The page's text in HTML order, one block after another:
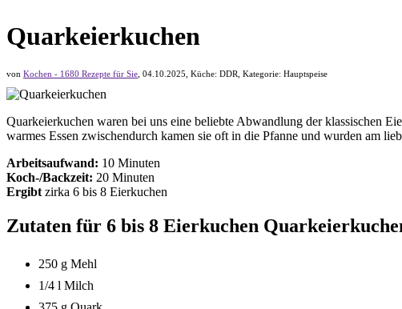
Quarkeierkuchen
von Kochen - 1680 Rezepte für Sie 04.10.2025 , Küche: DDR , Kategorie: Hauptspeise
Quarkeierkuchen waren bei uns eine beliebte Abwandlung der klassischen
warmes Essen zwischendurch kamen sie oft in die Pfanne und wurden am
Arbeitsaufwand: 10 Minuten
Koch-/Backzeit: 20 Minuten
Ergibt zirka 6 bis 8 Eierkuchen
Zutaten für 6 bis 8 Eierkuchen
250 g Mehl
1/4 l Milch